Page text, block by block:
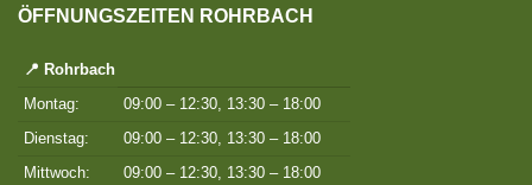
ÖFFNUNGSZEITEN ROHRBACH
📍 Rohrbach
Montag:
09:00 – 12:30, 13:30 – 18:00
Dienstag:
09:00 – 12:30, 13:30 – 18:00
Mittwoch:
09:00 – 12:30, 13:30 – 18:00